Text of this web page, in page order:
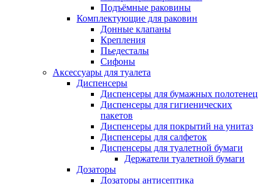
Подъёмные раковины
Комплектующие для раковин
Донные клапаны
Крепления
Пьедесталы
Сифоны
Аксессуары для туалета
Диспенсеры
Диспенсеры для бумажных полотенец
Диспенсеры для гигиенических
пакетов
Диспенсеры для покрытий на унитаз
Диспенсеры для салфеток
Диспенсеры для туалетной бумаги
Держатели туалетной бумаги
Дозаторы
Дозаторы антисептика